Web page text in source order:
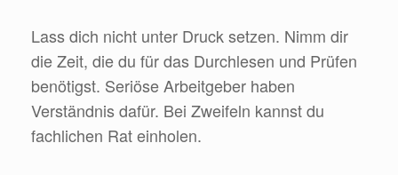
Lass dich nicht unter Druck setzen. Nimm dir
die Zeit, die du für das Durchlesen und Prüfen
benötigst. Seriöse Arbeitgeber haben
Verständnis dafür. Bei Zweifeln kannst du
fachlichen Rat einholen.